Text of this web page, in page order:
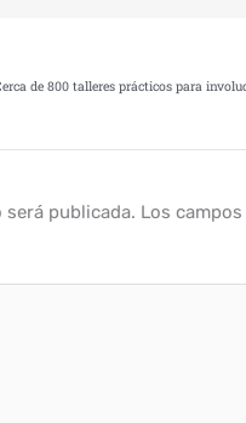
publicada. Los campos